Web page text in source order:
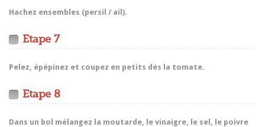
Hachez ensembles (persil / ail).
Etape 7
Pelez, épépinez et coupez en petits dés la tomate.
Etape 8
Dans un bol mélangez la moutarde, le vinaigre, le sel, le poivre